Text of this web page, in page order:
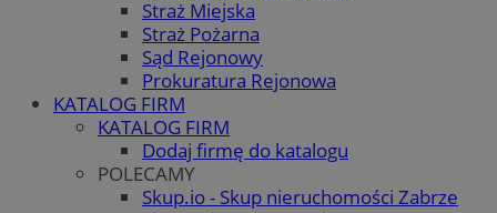
Straż Miejska
Straż Pożarna
Sąd Rejonowy
Prokuratura Rejonowa
KATALOG FIRM
KATALOG FIRM
Dodaj firmę do katalogu
POLECAMY
Skup.io - Skup nieruchomości Zabrze